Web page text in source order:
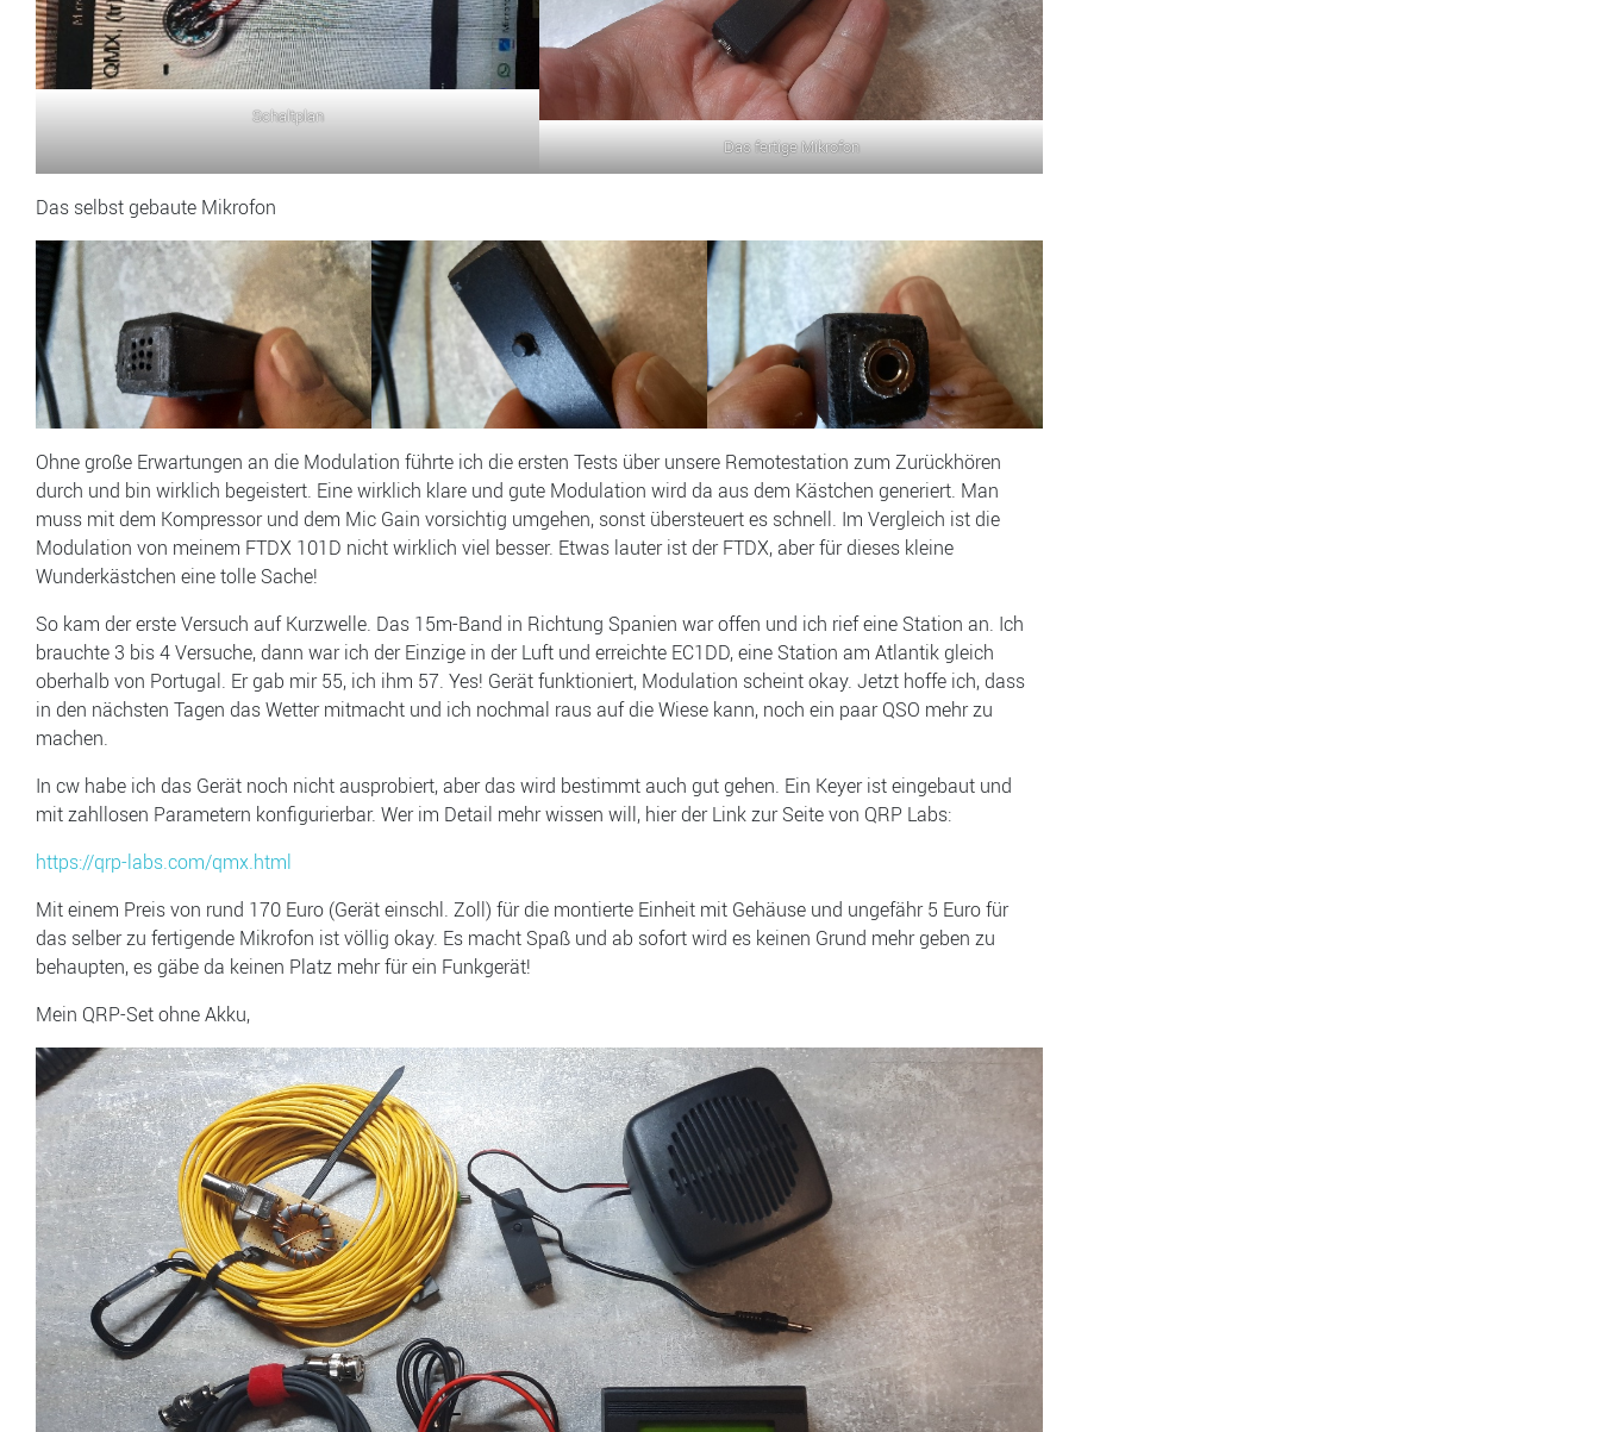
Schaltplan
Das fertige Mikrofon
Das selbst gebaute Mikrofon
Ohne große Erwartungen an die Modulation führte ich die ersten Tests über unsere Remotestation zum Zurückhören
durch und bin wirklich begeistert. Eine wirklich klare und gute Modulation wird da aus dem Kästchen generiert. Man
muss mit dem Kompressor und dem Mic Gain vorsichtig umgehen, sonst übersteuert es schnell. Im Vergleich ist die
Modulation von meinem FTDX 101D nicht wirklich viel besser. Etwas lauter ist der FTDX, aber für dieses kleine
Wunderkästchen eine tolle Sache!
So kam der erste Versuch auf Kurzwelle. Das 15m-Band in Richtung Spanien war offen und ich rief eine Station an. Ich
brauchte 3 bis 4 Versuche, dann war ich der Einzige in der Luft und erreichte EC1DD, eine Station am Atlantik gleich
oberhalb von Portugal. Er gab mir 55, ich ihm 57. Yes! Gerät funktioniert, Modulation scheint okay. Jetzt hoffe ich, dass
in den nächsten Tagen das Wetter mitmacht und ich nochmal raus auf die Wiese kann, noch ein paar QSO mehr zu
machen.
In cw habe ich das Gerät noch nicht ausprobiert, aber das wird bestimmt auch gut gehen. Ein Keyer ist eingebaut und
mit zahllosen Parametern konfigurierbar. Wer im Detail mehr wissen will, hier der Link zur Seite von QRP Labs:
https://qrp-labs.com/qmx.html
Mit einem Preis von rund 170 Euro (Gerät einschl. Zoll) für die montierte Einheit mit Gehäuse und ungefähr 5 Euro für
das selber zu fertigende Mikrofon ist völlig okay. Es macht Spaß und ab sofort wird es keinen Grund mehr geben zu
behaupten, es gäbe da keinen Platz mehr für ein Funkgerät!
Mein QRP-Set ohne Akku,